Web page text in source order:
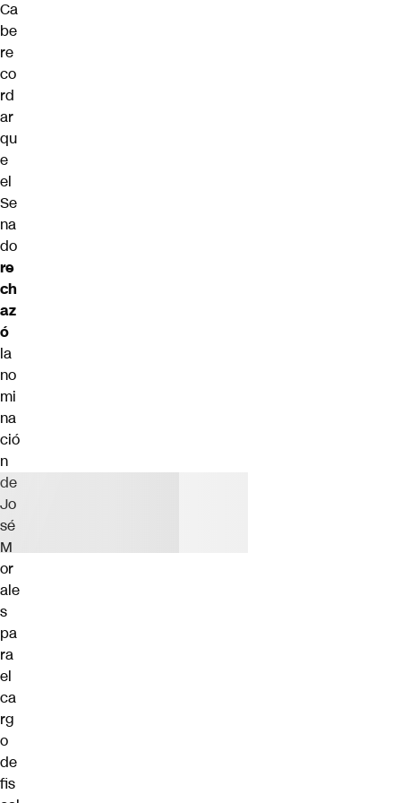
Ca
be
re
co
rd
ar
qu
e
el
Se
na
do
re
ch
az
ó
la
no
mi
na
ció
n
de
Jo
sé
M
or
ale
s
pa
ra
el
ca
rg
o
de
fis